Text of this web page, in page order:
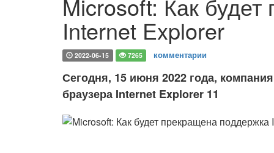
Microsoft: Как
Internet Explorer
2022-06-15 7265 комментарии
Сегодня, 15 июня 2022 года,
браузера Internet Explorer 11